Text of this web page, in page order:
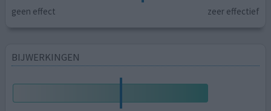
geen effect zeer effectief
BIJWERKINGEN